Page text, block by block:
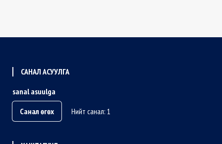
САНАЛ АСУУЛГА
sanal asuulga
Санал өгөх
Нийт санал: 1